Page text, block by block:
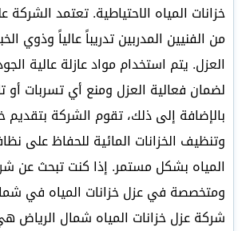
خزانات المياه الاحتياطية. تعتمد
من الفنيين المدربين تدريباً عالياً وذوي
العزل. يتم استخدام مواد عازلة عالية
لضمان فعالية العزل ومنع أي تسربات أو
بالإضافة إلى ذلك، تقوم الشركة بتقديم
وتنظيف الخزانات المائية للحفاظ على
المياه بشكل مستمر. إذا كنت تبحث عن
ومتخصصة في عزل خزانات المياه في
شركة عزل خزانات المياه شمال الرياض هي